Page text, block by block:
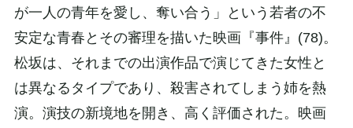
が一人の青年を愛し、奪い合う」という若者の不
安定な青春とその審理を描いた映画『事件』(78)。
松坂は、それまでの出演作品で演じてきた女性と
は異なるタイプであり、殺害されてしまう姉を熱
演。演技の新境地を開き、高く評価された。映画